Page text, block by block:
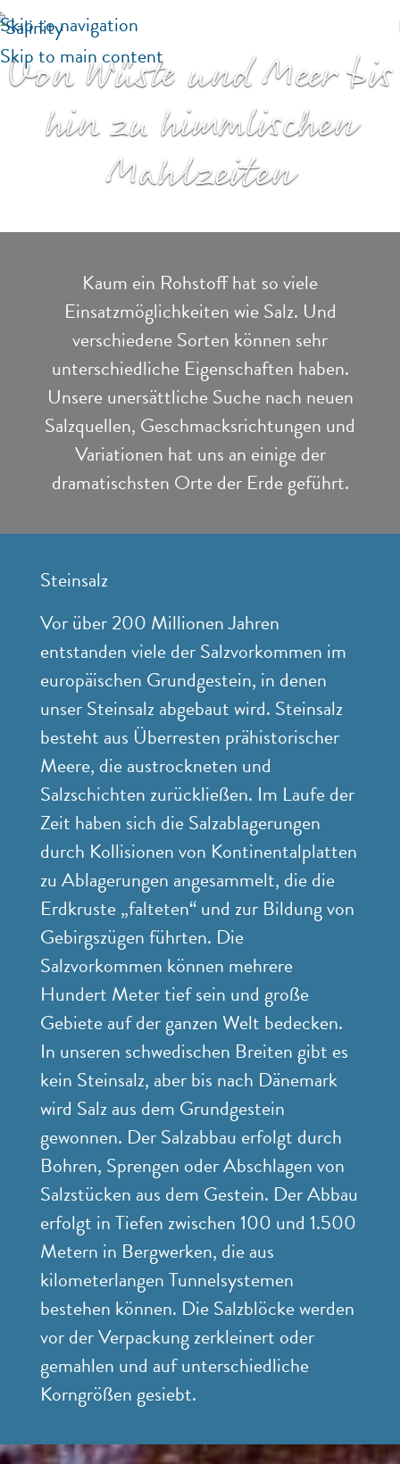
Skip to navigation
Skip to main content
Von Wüste und Meer bis
hin zu himmlischen
Mahlzeiten
Kaum ein Rohstoff hat so viele
Einsatzmöglichkeiten wie Salz. Und
verschiedene Sorten können sehr
unterschiedliche Eigenschaften haben.
Unsere unersättliche Suche nach neuen
Salzquellen, Geschmacksrichtungen und
Variationen hat uns an einige der
dramatischsten Orte der Erde geführt.
Steinsalz
Vor über 200 Millionen Jahren
entstanden viele der Salzvorkommen im
europäischen Grundgestein, in denen
unser Steinsalz abgebaut wird. Steinsalz
besteht aus Überresten prähistorischer
Meere, die austrockneten und
Salzschichten zurückließen. Im Laufe der
Zeit haben sich die Salzablagerungen
durch Kollisionen von Kontinentalplatten
zu Ablagerungen angesammelt, die die
Erdkruste „falteten“ und zur Bildung von
Gebirgszügen führten. Die
Salzvorkommen können mehrere
Hundert Meter tief sein und große
Gebiete auf der ganzen Welt bedecken.
In unseren schwedischen Breiten gibt es
kein Steinsalz, aber bis nach Dänemark
wird Salz aus dem Grundgestein
gewonnen. Der Salzabbau erfolgt durch
Bohren, Sprengen oder Abschlagen von
Salzstücken aus dem Gestein. Der Abbau
erfolgt in Tiefen zwischen 100 und 1.500
Metern in Bergwerken, die aus
kilometerlangen Tunnelsystemen
bestehen können. Die Salzblöcke werden
vor der Verpackung zerkleinert oder
gemahlen und auf unterschiedliche
Korngrößen gesiebt.